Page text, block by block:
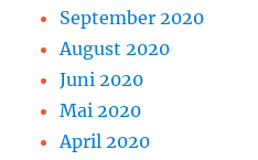
September 2020
August 2020
Juni 2020
Mai 2020
April 2020